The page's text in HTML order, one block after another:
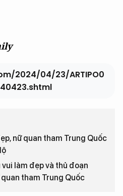
2024/04/23/ARTIPO0
nữ quan tham Trung Quốc
vui làm đẹp và thủ đoạn
tham Trung Quốc